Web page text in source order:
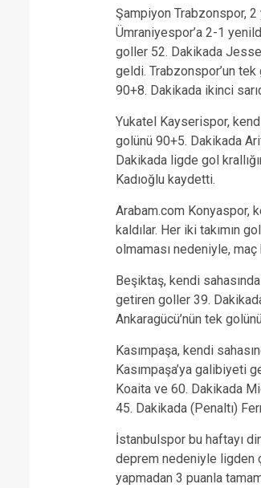
Şampiyon Trabzonspor,
Ümraniyespor’a 2-1
goller 52. Dakikada
geldi. Trabzonspor’un tek
90+8. Dakikada ikinci
Yukatel Kayserispor,
golünü 90+5. Dakikada
Dakikada ligde gol
Kadıoğlu kaydetti.
Arabam.com Konyaspor,
kaldılar. Her iki takımın
olmaması nedeniyle,
Beşiktaş, kendi
getiren goller 39.
Ankaragücü’nün tek
Kasımpaşa, kendi
Kasımpaşa’ya galibiyeti
Koaita ve 60. Dakikada
45. Dakikada (Penaltı)
İstanbulspor bu haftayı
deprem nedeniyle ligden
yapmadan 3 puanla